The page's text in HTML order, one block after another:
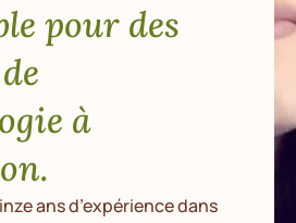
pour des
à
ans d’expérience dans